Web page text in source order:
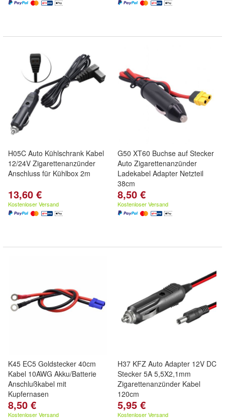
H05C Auto Kühlschrank Kabel
12/24V Zigarettenanzünder
Anschluss für Kühlbox 2m
13,60 €
Kostenloser Versand
G50 XT60 Buchse auf Stecker
Auto Zigarettenanzünder
Ladekabel Adapter Netzteil
38cm
8,50 €
Kostenloser Versand
K45 EC5 Goldstecker 40cm
Kabel 10AWG Akku/Batterie
Anschlußkabel mit
Kupfernasen
8,50 €
Kostenloser Versand
H37 KFZ Auto Adapter 12V DC
Stecker 5A 5,5X2,1mm
Zigarettenanzünder Kabel
120cm
5,95 €
Kostenloser Versand